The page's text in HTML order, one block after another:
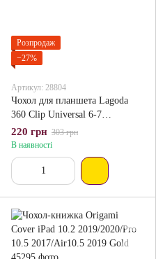
Розпродаж
−27%
Артикул: 28804
Чохол для планшета Lagoda
360 Clip Universal 6-7
Фіолетовий
220 грн 303 грн
В наявності